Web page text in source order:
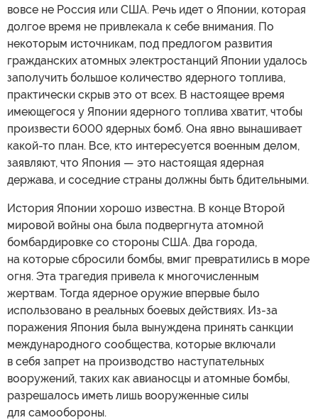
вовсе не Россия или США. Речь идет о Японии, которая
долгое время не привлекала к себе внимания. По
некоторым источникам, под предлогом развития
гражданских атомных электростанций Японии удалось
заполучить большое количество ядерного топлива,
практически скрыв это от всех. В настоящее время
имеющегося у Японии ядерного топлива хватит, чтобы
произвести 6000 ядерных бомб. Она явно вынашивает
какой-то план. Все, кто интересуется военным делом,
заявляют, что Япония — это настоящая ядерная
держава, и соседние страны должны быть бдительными.
История Японии хорошо известна. В конце Второй
мировой войны она была подвергнута атомной
бомбардировке со стороны США. Два города,
на которые сбросили бомбы, вмиг превратились в море
огня. Эта трагедия привела к многочисленным
жертвам. Тогда ядерное оружие впервые было
использовано в реальных боевых действиях. Из-за
поражения Япония была вынуждена принять санкции
международного сообщества, которые включали
в себя запрет на производство наступательных
вооружений, таких как авианосцы и атомные бомбы,
разрешалось иметь лишь вооруженные силы
для самообороны.